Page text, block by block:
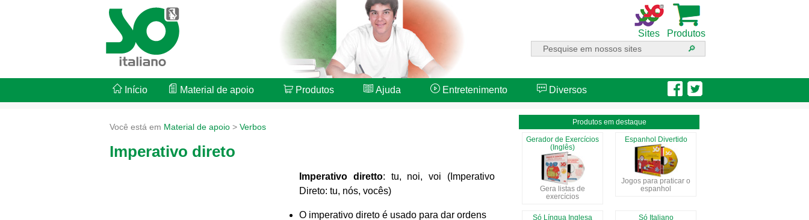
Produtos
Sites
Início Material de apoio Produtos Ajuda Entretenimento Diversos
Você está em Material de apoio > Verbos
Imperativo direto
Imperativo diretto: tu, noi, voi (Imperativo
Direto: tu, nós, vocês)
O imperativo direto é usado para dar ordens
Produtos em destaque
Gerador de Exercícios
(Inglês)
Gera listas de
exercícios
Espanhol Divertido
Jogos para praticar o
espanhol
Só Língua Inglesa Só Italiano